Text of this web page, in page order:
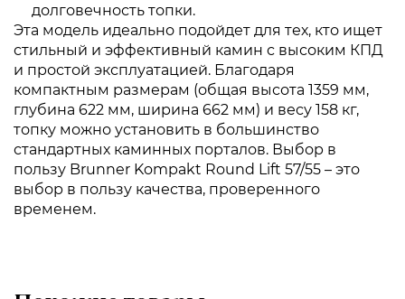
долговечность топки.
Эта модель идеально подойдет для тех, кто ищет
стильный и эффективный камин с высоким КПД
и простой эксплуатацией. Благодаря
компактным размерам (общая высота 1359 мм,
глубина 622 мм, ширина 662 мм) и весу 158 кг,
топку можно установить в большинство
стандартных каминных порталов. Выбор в
пользу Brunner Kompakt Round Lift 57/55 – это
выбор в пользу качества, проверенного
временем.